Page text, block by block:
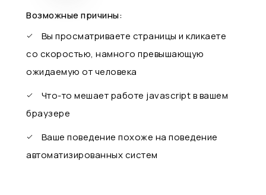
Возможные причины:
Вы просматриваете страницы и кликаете
со скоростью, намного превышающую
ожидаемую от человека
Что-то мешает работе javascript в вашем
браузере
Ваше поведение похоже на поведение
автоматизированных систем